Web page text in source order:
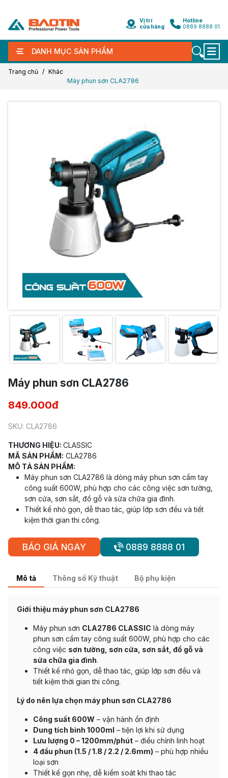
Vị trí
cửa hàng
Hotline
0889 8888 01
DANH MỤC SẢN PHẨM
Trang chủ
Khác
Máy phun sơn CLA2786
Máy phun sơn CLA2786
849.000đ
SKU: CLA2786
THƯƠNG HIỆU:CLASSIC
MÃ SẢN PHẨM: CLA2786
MÔ TẢ SẢN PHẨM:
Máy phun sơn CLA2786 là dòng máy phun sơn cầm tay
công suất 600W, phù hợp cho các công việc sơn tường,
sơn cửa, sơn sắt, đồ gỗ và sửa chữa gia đình.
Thiết kế nhỏ gọn, dễ thao tác, giúp lớp sơn đều và tiết
kiệm thời gian thi công.
BÁO GIÁ NGAY 0889 8888 01
Mô tả Thông số Kỹ thuật Bộ phụ kiện
Giới thiệu máy phun sơn CLA2786
Máy phun sơn CLA2786 CLASSIC là dòng máy
phun sơn cầm tay công suất 600W, phù hợp cho các
công việc sơn tường, sơn cửa, sơn sắt, đồ gỗ và
sửa chữa gia đình.
Thiết kế nhỏ gọn, dễ thao tác, giúp lớp sơn đều và
tiết kiệm thời gian thi công.
Lý do nên lựa chọn máy phun sơn CLA2786
Công suất 600W – vận hành ổn định
Dung tích bình 1000ml – tiện lợi khi sử dụng
Lưu lượng 0 – 1200mm/phút – điều chỉnh linh hoạt
4 đầu phun (1.5 / 1.8 / 2.2 / 2.6mm) – phù hợp nhiều
loại sơn
Thiết kế gọn nhẹ, dễ kiểm soát khi thao tác